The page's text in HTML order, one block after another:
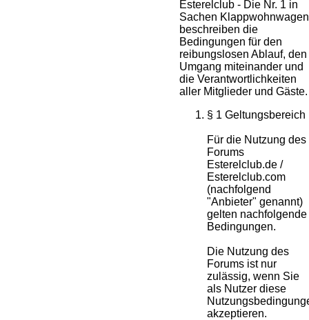
Esterelclub - Die Nr. 1 in
Sachen Klappwohnwagen
beschreiben die
Bedingungen für den
reibungslosen Ablauf, den
Umgang miteinander und
die Verantwortlichkeiten
aller Mitglieder und Gäste.
§ 1 Geltungsbereich
Für die Nutzung des
Forums
Esterelclub.de /
Esterelclub.com
(nachfolgend
"Anbieter" genannt)
gelten nachfolgende
Bedingungen.
Die Nutzung des
Forums ist nur
zulässig, wenn Sie
als Nutzer diese
akzeptieren.